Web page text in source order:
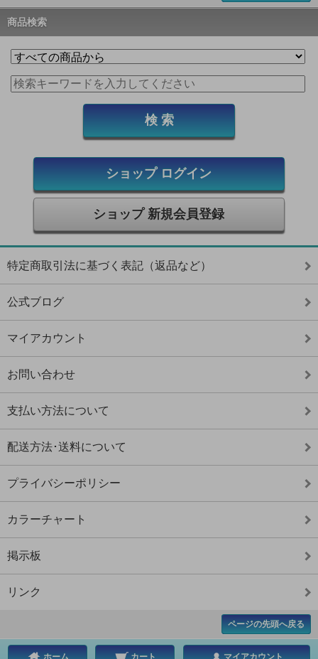
商品検索
ショップ ログイン
ショップ 新規会員登録
特定商取引法に基づく表記（返品など）
公式ブログ
マイアカウント
お問い合わせ
支払い方法について
配送方法･送料について
プライバシーポリシー
カラーチャート
掲示板
リンク
ページの先頭へ戻る
ホーム カート マイアカウント